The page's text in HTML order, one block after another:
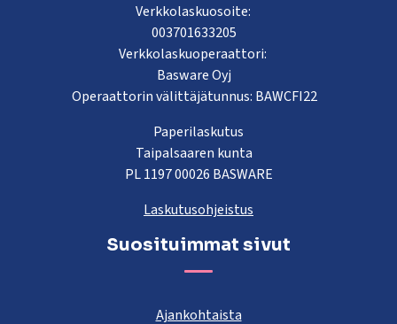
Verkkolaskuosoite:
003701633205
Verkkolaskuoperaattori:
Basware Oyj
Operaattorin välittäjätunnus: BAWCFI22
Paperilaskutus
Taipalsaaren kunta
PL 1197 00026 BASWARE
Laskutusohjeistus
Suosituimmat sivut
Ajankohtaista